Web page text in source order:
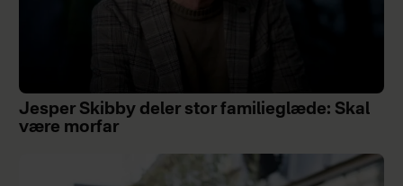
Jesper Skibby deler stor familieglæde: Skal
være morfar